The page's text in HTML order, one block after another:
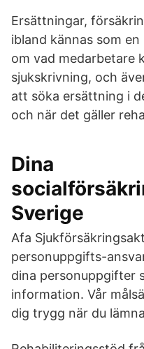
Ersättningar,
ibland kännas som
om vad medarbetare
sjukskrivning, och
att söka ersättning i
och när det gäller
Dina
Sverige
Afa
personuppgifts-
dina personuppgifter
information. Vår
dig trygg när du